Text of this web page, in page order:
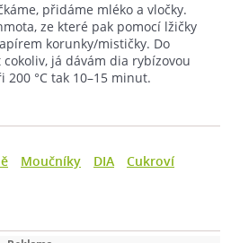
přidáme mléko a vločky.
ze které pak pomocí lžičky
korunky/mističky. Do
já dávám dia rybízovou
°C tak 10–15 minut.
Moučníky DIA
Cukroví